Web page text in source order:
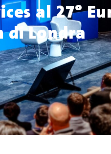
al 27°
di Londra